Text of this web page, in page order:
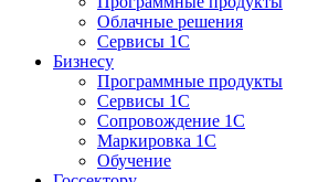
Облачные решения
Сервисы 1С
Бизнесу
Программные продукты
Сервисы 1С
Сопровождение 1С
Маркировка 1С
Обучение